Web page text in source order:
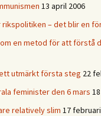
13 april 2006
rikspolitiken – det blir en
en metod för att förstå
utmärkt första steg 22
feminister den 6 mars
relatively slim 17